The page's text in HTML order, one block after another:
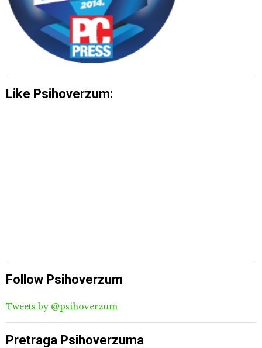
Like Psihoverzum:
Follow Psihoverzum
Tweets by @psihoverzum
Pretraga Psihoverzuma